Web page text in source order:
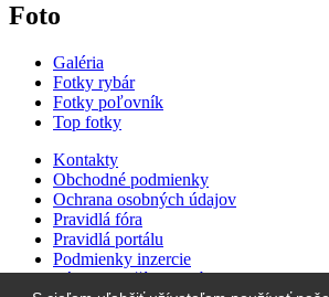
Foto
Galéria
Fotky rybár
Fotky poľovník
Top fotky
Kontakty
Obchodné podmienky
Ochrana osobných údajov
Pravidlá fóra
Pravidlá portálu
Podmienky inzercie
Zásady používania súborov cookie